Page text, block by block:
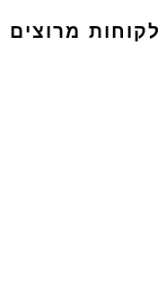
לקוחות מרוצים